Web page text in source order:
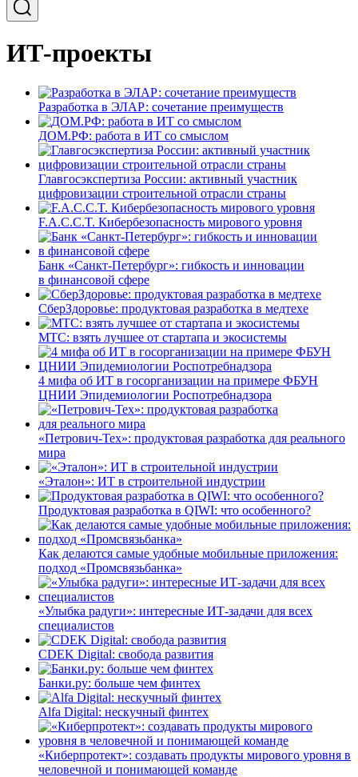
ИТ-проекты
Разработка в ЭЛАР: сочетание преимуществ
ДОМ.РФ: работа в ИТ со смыслом
Главгосэкспертиза России: активный участник
цифровизации строительной отрасли страны
F.A.C.C.T. Кибербезопасность мирового уровня
Банк «Санкт-Петербург»: гибкость и инновации
в финансовой сфере
СберЗдоровье: продуктовая разработка в медтехе
МТС: взять лучшее от стартапа и экосистемы
4 мифа об ИТ в госорганизации на примере ФБУН
ЦНИИ Эпидемиологии Роспотребнадзора
«Петрович-Тех»: продуктовая разработка для реального
мира
«Эталон»: ИТ в строительной индустрии
Продуктовая разработка в QIWI: что особенного?
Как делаются самые удобные мобильные приложения:
подход «Промсвязьбанка»
«Улыбка радуги»: интересные ИТ-задачи для всех
специалистов
CDEK Digital: свобода развития
Банки.ру: больше чем финтех
Alfa Digital: нескучный финтех
«Киберпротект»: создавать продукты мирового уровня в
человечной и понимающей команде